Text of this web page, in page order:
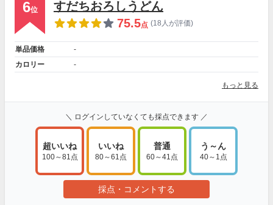
6位
すだちおろしうどん
75.5点 (18人が評価)
単品価格
-
カロリー
-
もっと見る
＼ ログインしていなくても採点できます ／
超いいね
100～81点
いいね
80～61点
普通
60～41点
う～ん
40～1点
採点・コメントする